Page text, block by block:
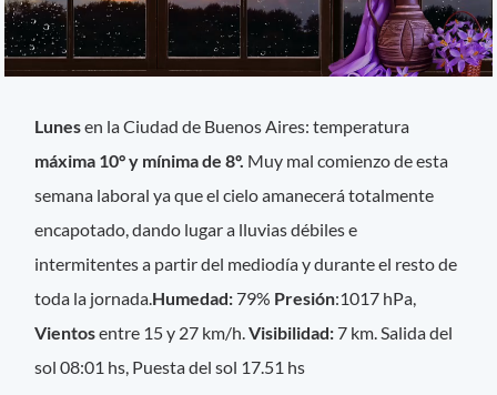
Lunesen la Ciudad de Buenos Aires: temperatura
máxima 10° y mínima de 8º. Muy mal comienzo de esta
semana laboral ya que el cielo amanecerá totalmente
encapotado, dando lugar a lluvias débiles e
intermitentes a partir del mediodía y durante el resto de
toda la jornada. Humedad:79% Presión:1017 hPa,
Vientosentre 15 y 27 km/h. Visibilidad:7 km. Salida del
sol 08:01 hs, Puesta del sol 17.51 hs